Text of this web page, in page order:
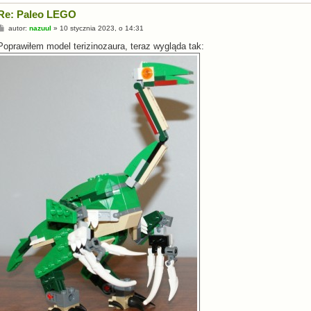
Paleo LEGO
P
s
t
autor: nazuul » 10 stycznia 2023, o 14:31
model terizinozaura, teraz wygląda tak: